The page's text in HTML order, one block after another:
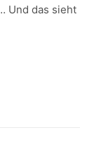
Und das sieht